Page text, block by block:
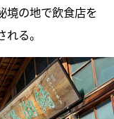
境の地で飲食店を
る。